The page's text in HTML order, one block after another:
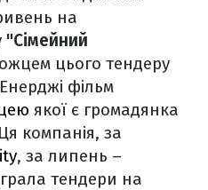
на
"Сімейний
цього тендеру
фільм
якої є громадянка
компанія, за
, за липень –
тендери на